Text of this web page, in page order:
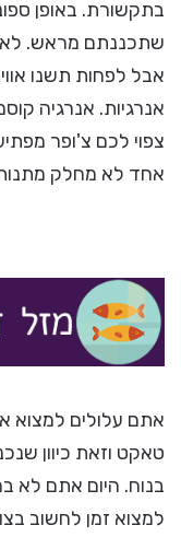
בתקשורת. באופן
שתכננתם מראש. לא
אבל לפחות תשנו
אנרגיות. אנרגיה
צפוי לכם צ'ופר
אחד לא מחלק
אתם עלולים למצוא
טאקט וזאת כיוון
בנוח. היום אתם לא
למצוא זמן לחשוב